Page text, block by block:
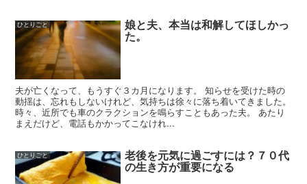
ひとりごと 娘と夫、本当は和解してほしかっ
た。
夫が亡くなって、もうすぐ３カ月になります。 知らせを受けた時の
動揺は、忘れもしないけれど、気持ちは徐々に落ち着いてきました。
時々、近所でも車のクラクションを鳴らすこともあった夫。 あたり
まえだけど、電話もかかってこなけれ...
ひとりごと 老後を元気に過ごすには？７０代
の生き方が重要になる